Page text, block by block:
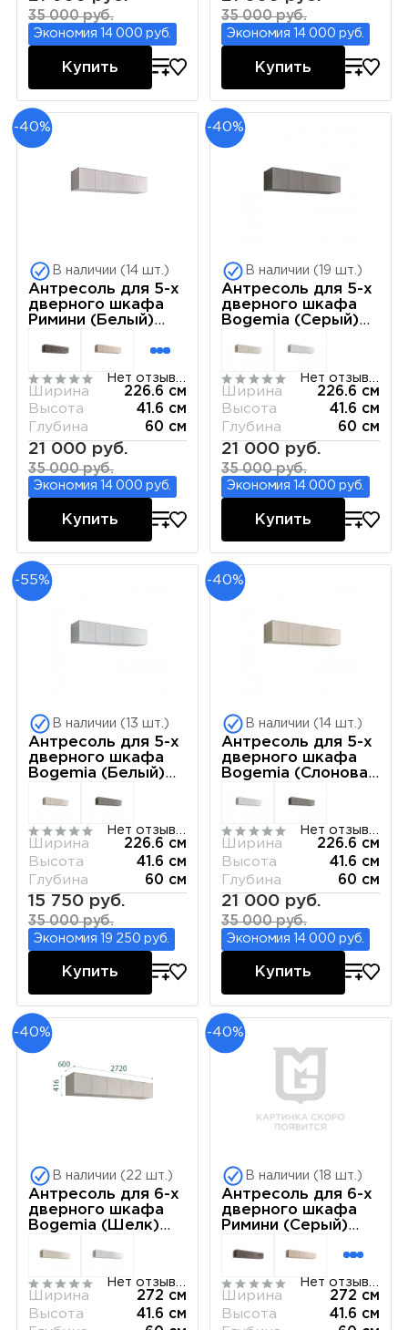
35 000 руб.
Экономия 14 000 руб.
Купить
35 000 руб.
Экономия 14 000 руб.
Купить
-40%
В наличии (14 шт.)
Антресоль для 5-х
дверного шкафа
Римини (Белый)
Ширина
226.6 см
Высота
41.6 см
Глубина
60 см
21 000 руб.
35 000 руб.
Экономия 14 000 руб.
Купить
-40%
В наличии (19 шт.)
Антресоль для 5-х
дверного шкафа
Bogemia (Серый)
Ширина
226.6 см
Высота
41.6 см
Глубина
60 см
21 000 руб.
35 000 руб.
Экономия 14 000 руб.
Купить
-55%
В наличии (13 шт.)
Антресоль для 5-х
дверного шкафа
Bogemia (Белый)
Ширина
226.6 см
Высота
41.6 см
Глубина
60 см
15 750 руб.
35 000 руб.
Экономия 19 250 руб.
Купить
-40%
В наличии (14 шт.)
Антресоль для 5-х
дверного шкафа
Bogemia (Слоновая
Ширина
226.6 см
Высота
41.6 см
Глубина
60 см
21 000 руб.
35 000 руб.
Экономия 14 000 руб.
Купить
-40%
В наличии (22 шт.)
Антресоль для 6-х
дверного шкафа
Bogemia (Шелк)
Нет отзывов
Ширина
272 см
Высота
41.6 см
-40%
В наличии (18 шт.)
Антресоль для 6-х
дверного шкафа
Римини (Серый)
Нет отзывов
Ширина
272 см
Высота
41.6 см